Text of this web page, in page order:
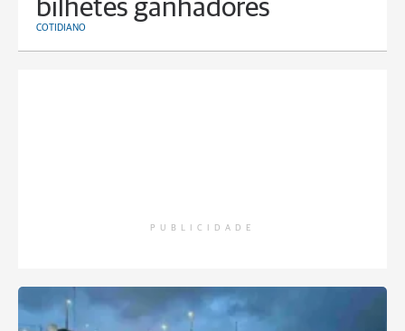
bilhetes ganhadores
COTIDIANO
PUBLICIDADE